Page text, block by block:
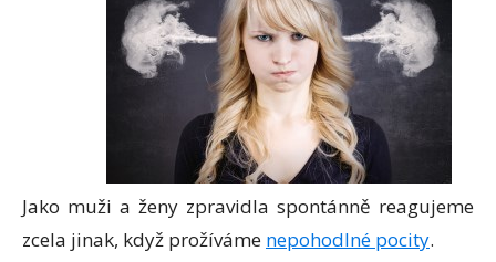
Jako muži a ženy zpravidla spontánně reagujeme
zcela jinak, když prožíváme nepohodlné pocity.